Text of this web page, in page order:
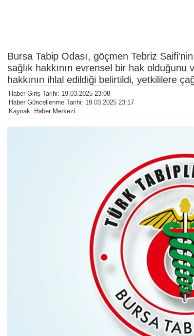
Bursa Tabip Odası, göçmen Tebriz
sağlık hakkının evrensel bir hak
hakkının ihlal edildiği belirtildi, yetkililere
Haber Giriş Tarihi: 19.03.2025 23:08
Haber Güncellenme Tarihi: 19.03.2025 23:17
Kaynak: Haber Merkezi